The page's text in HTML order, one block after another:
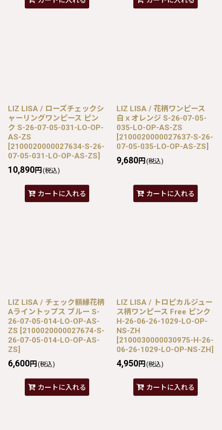
LIZ LISA / ローズチェックシ
ャーリングワンピース ピン
ク S-26-07-05-031-LO-OP-
AS-ZS
[2100020000027634-S-26-
07-05-031-LO-OP-AS-ZS]
10,890円 (税込)
カートに入れる
LIZ LISA / 花柄ワンピース
白ｘオレンジ S-26-07-05-
035-LO-OP-AS-ZS
[2100020000027637-S-26-
07-05-035-LO-OP-AS-ZS]
9,680円 (税込)
カートに入れる
LIZ LISA / チェック額縁花柄
Aライントップス ブルー S-
26-07-05-014-LO-OP-AS-
ZS [2100020000027674-S-
26-07-05-014-LO-OP-AS-
ZS]
6,600円 (税込)
カートに入れる
LIZ LISA / トロピカルジュー
ス柄ワンピース Free ピンク
H-26-06-26-1029-LO-OP-
NS-ZH
[2100030000030975-H-26-
06-26-1029-LO-OP-NS-ZH]
4,950円 (税込)
カートに入れる